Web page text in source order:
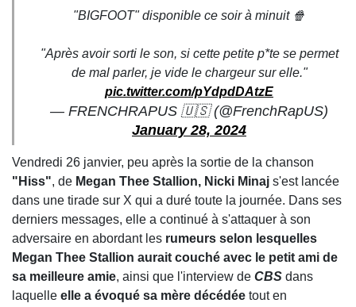
"BIGFOOT" disponible ce soir à minuit 🍿
"Après avoir sorti le son, si cette petite p*te se permet
de mal parler, je vide le chargeur sur elle."
pic.twitter.com/pYdpdDAtzE
— FRENCHRAPUS 🇺🇸 (@FrenchRapUS)
January 28, 2024
Vendredi 26 janvier, peu après la sortie de la chanson
"Hiss", de Megan Thee Stallion, Nicki Minaj s'est lancée
dans une tirade sur X qui a duré toute la journée. Dans ses
derniers messages, elle a continué à s'attaquer à son
adversaire en abordant les rumeurs selon lesquelles
Megan Thee Stallion aurait couché avec le petit ami de
sa meilleure amie, ainsi que l'interview de CBS dans
laquelle elle a évoqué sa mère décédée tout en